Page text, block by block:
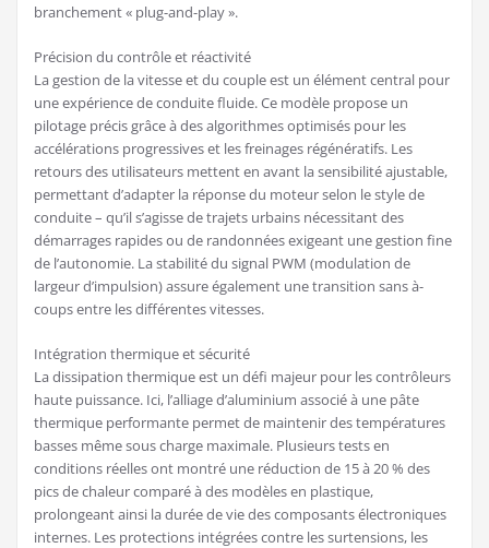
branchement « plug-and-play ».
Précision du contrôle et réactivité
La gestion de la vitesse et du couple est un élément central pour
une expérience de conduite fluide. Ce modèle propose un
pilotage précis grâce à des algorithmes optimisés pour les
accélérations progressives et les freinages régénératifs. Les
retours des utilisateurs mettent en avant la sensibilité ajustable,
permettant d’adapter la réponse du moteur selon le style de
conduite – qu’il s’agisse de trajets urbains nécessitant des
démarrages rapides ou de randonnées exigeant une gestion fine
de l’autonomie. La stabilité du signal PWM (modulation de
largeur d’impulsion) assure également une transition sans à-
coups entre les différentes vitesses.
Intégration thermique et sécurité
La dissipation thermique est un défi majeur pour les contrôleurs
haute puissance. Ici, l’alliage d’aluminium associé à une pâte
thermique performante permet de maintenir des températures
basses même sous charge maximale. Plusieurs tests en
conditions réelles ont montré une réduction de 15 à 20 % des
pics de chaleur comparé à des modèles en plastique,
prolongeant ainsi la durée de vie des composants électroniques
internes. Les protections intégrées contre les surtensions, les